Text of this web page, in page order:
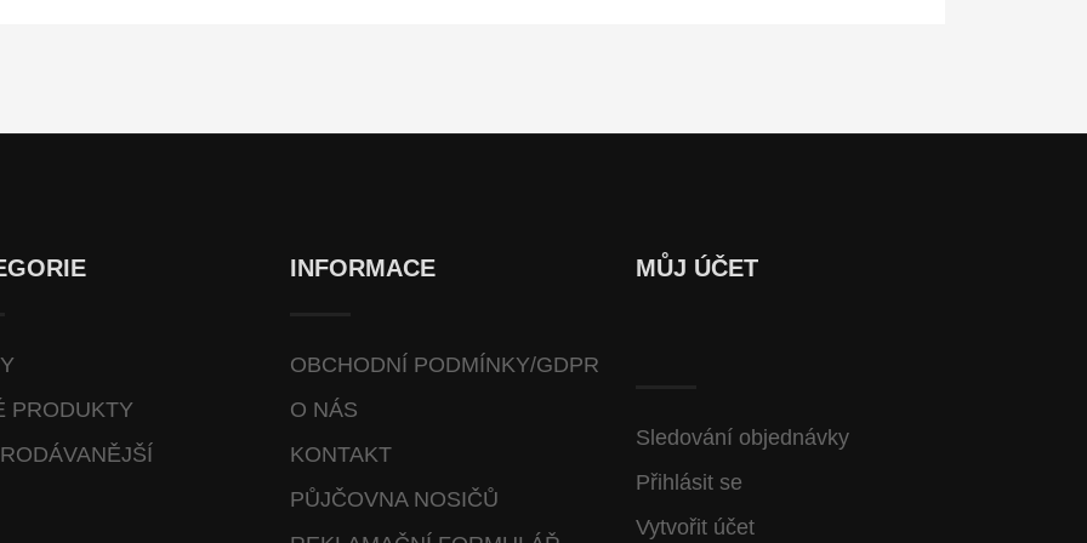
PRODUKTY
INFORMACE
OBCHODNÍ PODMÍNKY/GDPR
O NÁS
KONTAKT
PŮJČOVNA NOSIČŮ
MŮJ ÚČET
Sledování objednávky
Přihlásit se
Vytvořit účet